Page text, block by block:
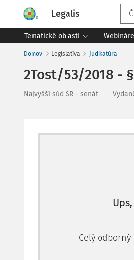
Legalis
Tematické oblasti Webináre
Domov Legislatíva Judikatúra
2Tost/53/2018 -
Najvyšší súd SR - senát
Celý